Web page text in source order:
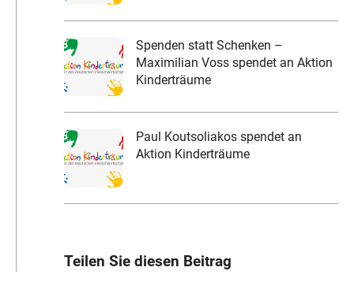
Spenden statt Schenken –
Maximilian Voss spendet an Aktion
Kinderträume
Paul Koutsoliakos spendet an
Aktion Kinderträume
Teilen Sie diesen Beitrag